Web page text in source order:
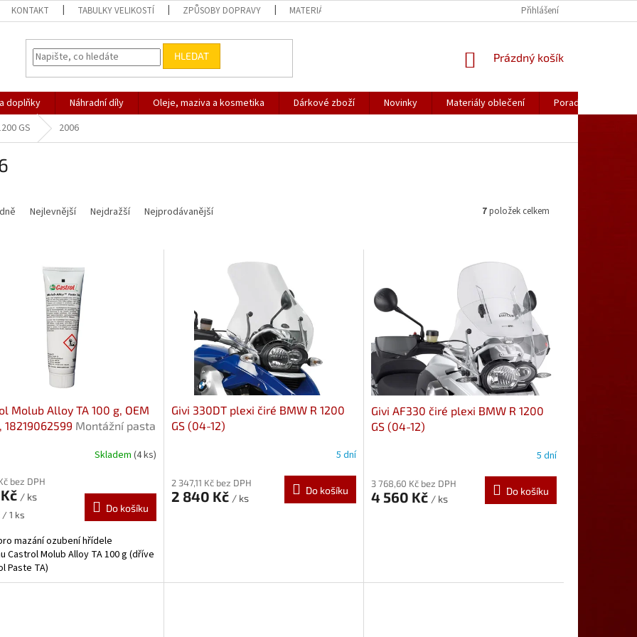
KONTAKT TABULKY VELIKOSTÍ ZPŮSOBY DOPRAVY MATERIÁLY OBLEČENÍ KATALOGY (.PDF)Přihlášení
HLEDAT
NÁKUPNÍ
Prázdný košík
doplňky Náhradní díly Oleje, maziva a kosmetika Dárkové zboží Novinky Materiály oblečení Poradna
GS 2006
Nejlevnější Nejdražší Nejprodávanější 7položek celkem
Molub Alloy TA 100 g, OEM
18219062599 Montážní pasta
Skladem (4 ks)
bez DPH
/ ks
/ 1 ks
Do košíku
mazání ozubení hřídele
Castrol Molub Alloy TA 100 g (dříve
Paste TA)
Givi 330DT plexi čiré BMW R 1200
GS (04-12)
5 dní
2 347,11 Kč bez DPH
2 840 Kč / ks
Do košíku
Givi AF330 čiré plexi BMW R 1200
GS (04-12)
5 dní
3 768,60 Kč bez DPH
4 560 Kč / ks
Do košíku